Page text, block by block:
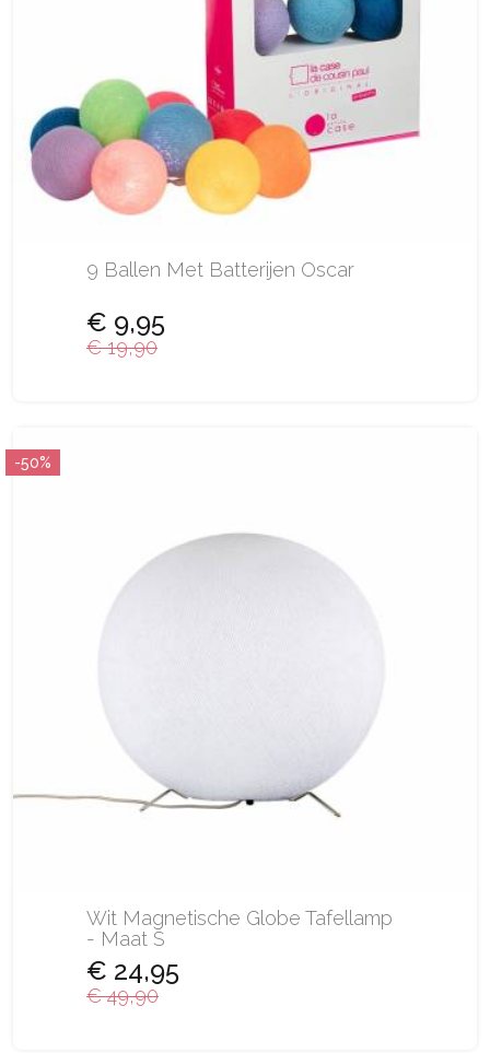
9 Ballen Met Batterijen Oscar
€ 9,95
€ 19,90
-50%
Wit Magnetische Globe Tafellamp
- Maat S
€ 24,95
€ 49,90